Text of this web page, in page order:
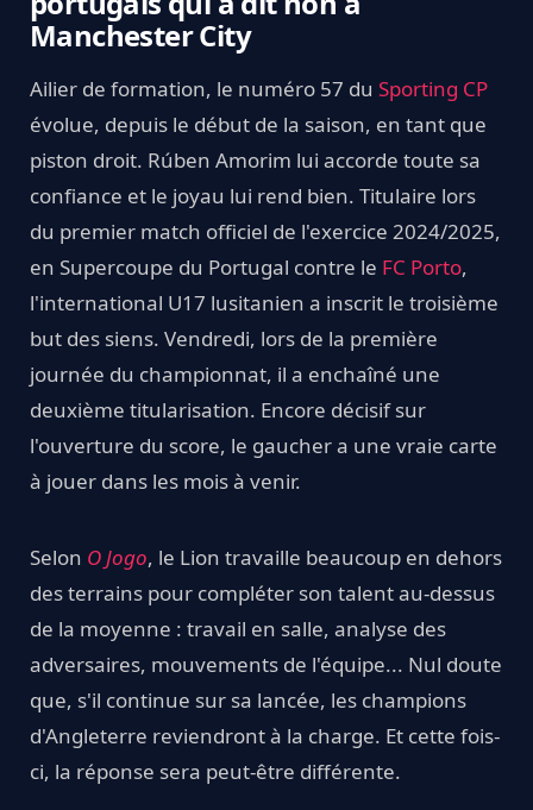
Manchester City
Ailier de formation, le numéro 57 du Sporting CP
évolue, depuis le début de la saison, en tant que
piston droit. Rúben Amorim lui accorde toute sa
confiance et le joyau lui rend bien. Titulaire lors
du premier match officiel de l'exercice 2024/2025,
en Supercoupe du Portugal contre le FC Porto,
l'international U17 lusitanien a inscrit le troisième
but des siens. Vendredi, lors de la première
journée du championnat, il a enchaîné une
deuxième titularisation. Encore décisif sur
l'ouverture du score, le gaucher a une vraie carte
à jouer dans les mois à venir.
Selon O Jogo, le Lion travaille beaucoup en dehors
des terrains pour compléter son talent au-dessus
de la moyenne : travail en salle, analyse des
adversaires, mouvements de l'équipe... Nul doute
que, s'il continue sur sa lancée, les champions
d'Angleterre reviendront à la charge. Et cette fois-
ci, la réponse sera peut-être différente.